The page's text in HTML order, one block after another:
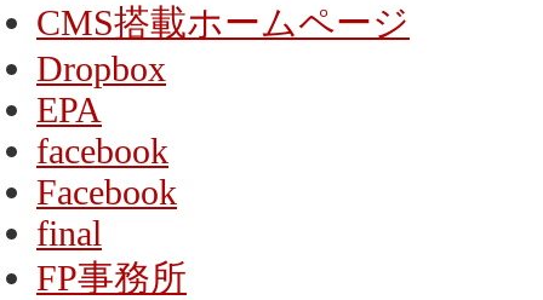
CMS搭載ホームページ
Dropbox
EPA
facebook
Facebook
final
FP事務所